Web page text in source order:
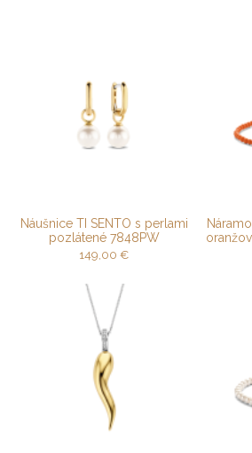
Náušnice TI SENTO s perlami
pozlátené 7848PW
149,00 €